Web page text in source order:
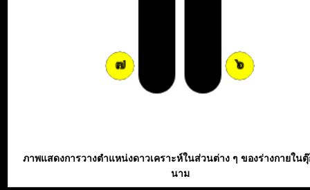
ภาพแสดงการวางตำแหน่งดาวเคราะห์ในส่วนต่าง ๆ ของร่างกายใน
นาม